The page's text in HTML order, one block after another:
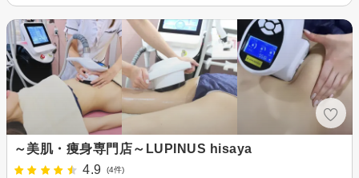
～美肌・痩身専門店～LUPINUS hisaya
4.9
(4件)